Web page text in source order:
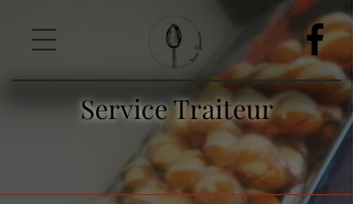
Service Traiteur